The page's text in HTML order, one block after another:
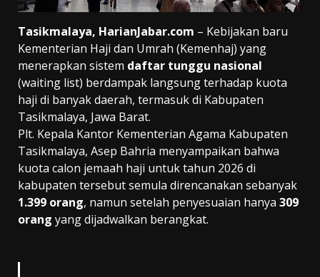
Tasikmalaya, HarianJabar.com – Kebijakan baru
Kementerian Haji dan Umrah (Kemenhaj) yang
menerapkan sistem daftar tunggu nasional
(waiting list) berdampak langsung terhadap kuota
haji di banyak daerah, termasuk di Kabupaten
Tasikmalaya, Jawa Barat.
Plt. Kepala Kantor Kementerian Agama Kabupaten
Tasikmalaya, Asep Bahria menyampaikan bahwa
kuota calon jemaah haji untuk tahun 2026 di
kabupaten tersebut semula direncanakan sebanyak
1.399 orang, namun setelah penyesuaian hanya 309
orang yang dijadwalkan berangkat.